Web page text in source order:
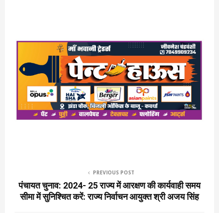
PREVIOUS POST
पंचायत चुनाव: 2024- 25 राज्य में आरक्षण की कार्यवाही समय
सीमा में सुनिश्चित करें: राज्य निर्वाचन आयुक्त श्री अजय सिंह